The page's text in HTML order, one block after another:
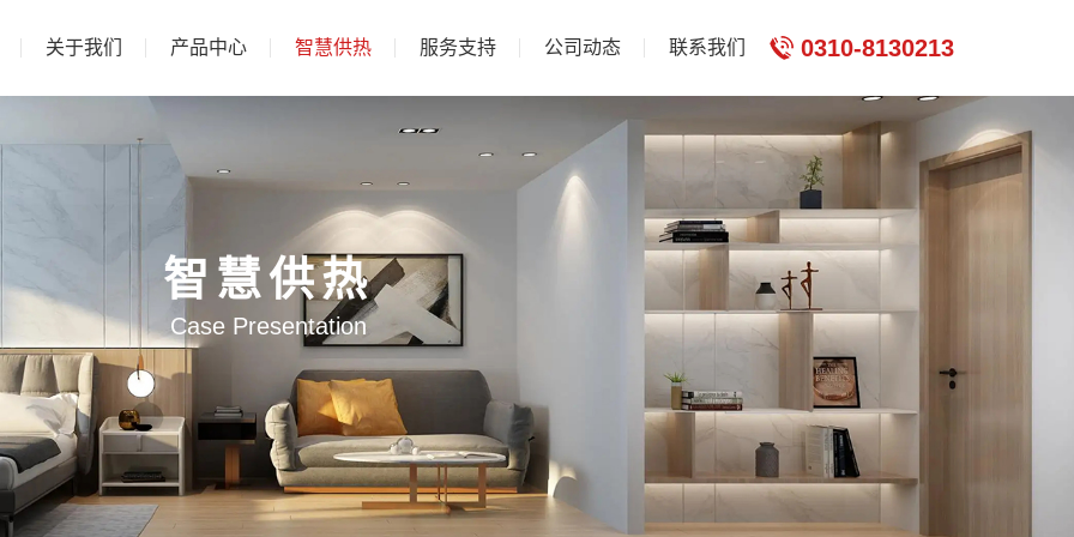
关于我们 产品中心 智慧供热 服务支持 公司动态 联系我们 0310-8130213
智慧供热
Case Presentation